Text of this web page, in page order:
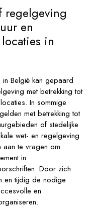
regelgeving
en
in
België kan gepaard
met betrekking tot
In sommige
met betrekking tot
of stedelijke
wet- en regelgeving
aan te vragen om
in
Door zich
en tijdig de nodige
en